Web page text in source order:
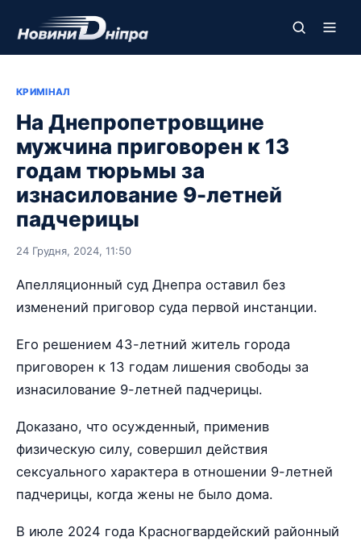
КРИМІНАЛ
На Днепропетровщине
мужчина приговорен к 13
годам тюрьмы за
изнасилование 9-летней
падчерицы
24 Грудня, 2024, 11:50
Апелляционный суд Днепра оставил без
изменений приговор суда первой инстанции.
Его решением 43-летний житель города
приговорен к 13 годам лишения свободы за
изнасилование 9-летней падчерицы.
Доказано, что осужденный, применив
физическую силу, совершил действия
сексуального характера в отношении 9-летней
падчерицы, когда жены не было дома.
В июле 2024 года Красногвардейский районный